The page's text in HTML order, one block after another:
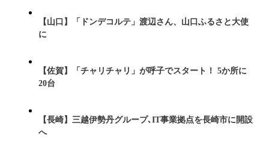
【山口】「ドンデコルテ」渡辺さん、山口ふるさと大使
に
【佐賀】「チャリチャリ」が呼子でスタート！ 5か所に
20台
【長崎】三越伊勢丹グループ､IT事業拠点を長崎市に開設
へ